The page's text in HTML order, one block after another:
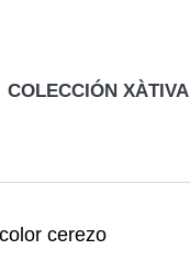
COLECCIÓN XÀTIVA
cerezo